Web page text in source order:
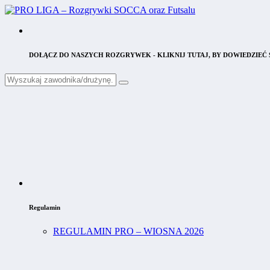
DOŁĄCZ DO NASZYCH ROZGRYWEK - KLIKNIJ TUTAJ, BY DOWIEDZIEĆ
Regulamin
REGULAMIN PRO – WIOSNA 2026